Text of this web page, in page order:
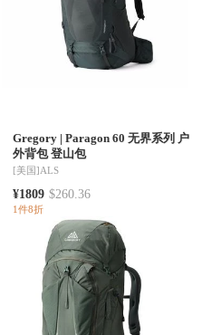
Gregory |Paragon 60 无界系列 户
外背包 登山包
[美国]ALS
¥1809 $260.36
1件8折